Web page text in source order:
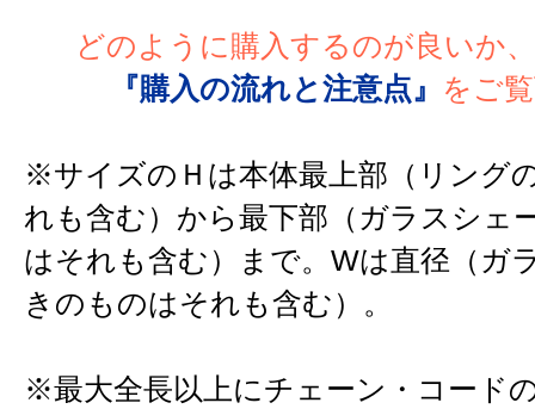
どのように購入するのが良いか
『購入の流れと注意点』
をご
※サイズのＨは本体最上部（リング
れも含む）から最下部（ガラスシェ
はそれも含む）まで。Wは直径（ガ
きのものはそれも含む）。
※最大全長以上にチェーン・コード